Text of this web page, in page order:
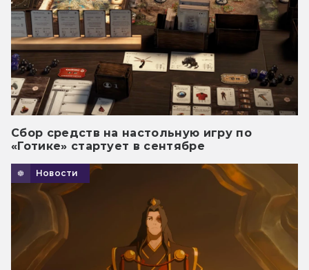
Сбор средств на настольную игру по
«Готике» стартует в сентябре
Новости